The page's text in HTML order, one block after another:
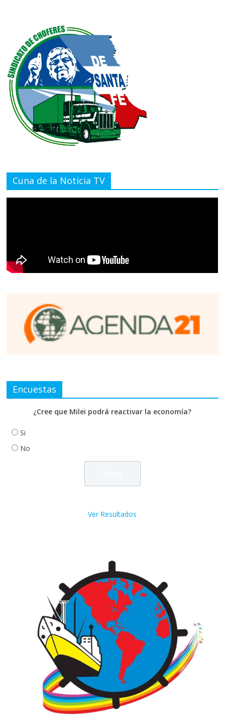
Cuna de la Noticia TV
Encuestas
¿Cree que Milei podrá reactivar la economía?
Si
No
Ver Resultados